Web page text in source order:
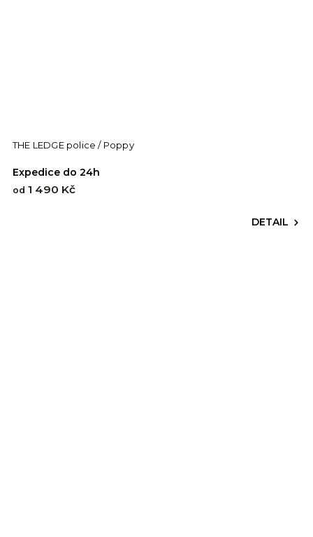
THE LEDGE police / Poppy
Expedice do 24h
od 1 490 Kč
DETAIL